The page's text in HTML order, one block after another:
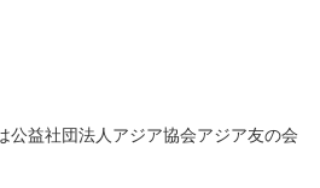
公益社団法人アジア協会アジア友の会